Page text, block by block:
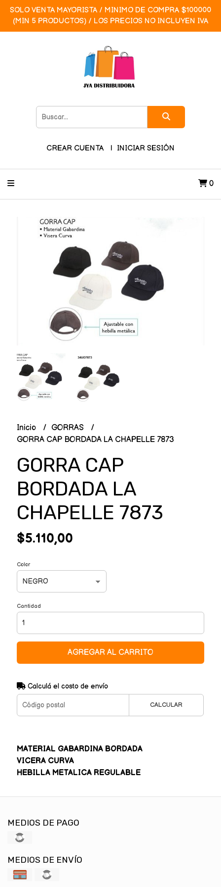
SOLO VENTA MAYORISTA / MINIMO DE COMPRA $100000
(MIN 5 PRODUCTOS) / LOS PRECIOS NO INCLUYEN IVA
CREAR CUENTA INICIAR SESIÓN
0
Inicio
GORRAS
GORRA CAP BORDADA LA CHAPELLE 7873
GORRA CAP
BORDADA LA
CHAPELLE 7873
$5.110,00
Color
Cantidad
AGREGAR AL CARRITO
Calculá el costo de envío
CALCULAR
MATERIAL GABARDINA BORDADA
VICERA CURVA
HEBILLA METALICA REGULABLE
MEDIOS DE PAGO
MEDIOS DE ENVÍO